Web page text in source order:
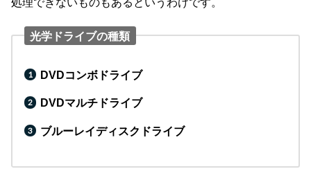
光学ドライブの種類
DVDコンボドライブ
DVDマルチドライブ
ブルーレイディスクドライブ